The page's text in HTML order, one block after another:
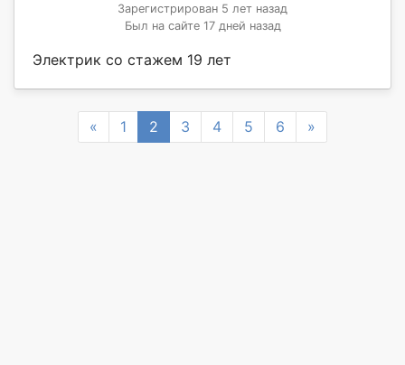
Зарегистрирован 5 лет назад
Был на сайте 17 дней назад
Электрик со стажем 19 лет
« Previous
1 2 3 4 5 6 »